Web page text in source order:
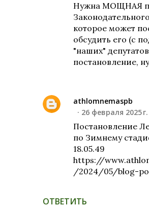
ОТВЕТИТЬ
Нужна МОЩНАЯ
которое может
обсудить его (с
"наших"
постановление,
athlomnemaspb
26 февраля 2025
Постановление
по Зимнему
18.05.49
https://
/2024/05/blog-